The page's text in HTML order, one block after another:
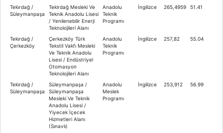
Teki̇rdağ /
Süleymanpaşa
Tekirdağ Mesleki Ve
Teknik Anadolu Lisesi
/ Yenilenebilir Enerji
Teknolojileri Alanı
Anadolu
Teknik
Programı
İngilizce 265,4959 51.41
Teki̇rdağ /
Çerkezköy
Çerkezköy Türk
Tekstil Vakfı Mesleki
Ve Teknik Anadolu
Lisesi / Endüstriyel
Otomasyon
Teknolojileri Alanı
Anadolu
Teknik
Programı
İngilizce 257,82 55.04
Teki̇rdağ /
Süleymanpaşa
Süleymanpaşa /
Süleymanpaşa
Mesleki Ve Teknik
Anadolu Lisesi /
Yiyecek İçecek
Hizmetleri Alanı
(Sınavlı)
Anadolu
Meslek
Programı
İngilizce 253,912 56.99